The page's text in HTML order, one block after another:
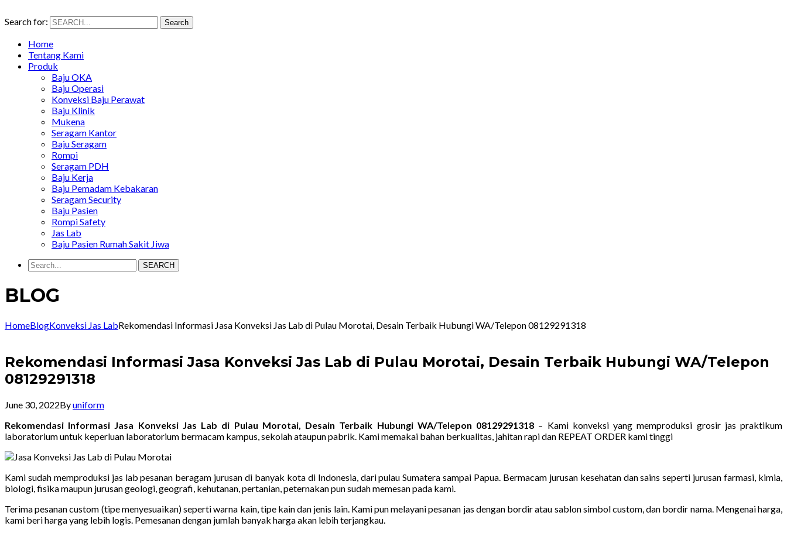
Search for: Search
Home
Tentang Kami
Produk
Baju OKA
Baju Operasi
Konveksi Baju Perawat
Baju Klinik
Mukena
Seragam Kantor
Baju Seragam
Rompi
Seragam PDH
Baju Kerja
Baju Pemadam Kebakaran
Seragam Security
Baju Pasien
Rompi Safety
Jas Lab
Baju Pasien Rumah Sakit Jiwa
SEARCH
BLOG
HomeBlogKonveksi Jas LabRekomendasi Informasi Jasa Konveksi Jas Lab di Pulau Morotai, Desain Terbaik Hubungi WA/Telepon 08129291318
Rekomendasi Informasi Jasa Konveksi Jas Lab di Pulau Morotai, Desain Terbaik Hubungi WA/Telepon
08129291318
June 30, 2022Byuniform
Rekomendasi Informasi Jasa Konveksi Jas Lab di Pulau Morotai, Desain Terbaik Hubungi WA/Telepon 08129291318 – Kami konveksi yang memproduksi grosir jas praktikum
laboratorium untuk keperluan laboratorium bermacam kampus, sekolah ataupun pabrik. Kami memakai bahan berkualitas, jahitan rapi dan REPEAT ORDER kami tinggi
Kami sudah memproduksi jas lab pesanan beragam jurusan di banyak kota di Indonesia, dari pulau Sumatera sampai Papua. Bermacam jurusan kesehatan dan sains seperti jurusan farmasi, kimia,
biologi, fisika maupun jurusan geologi, geografi, kehutanan, pertanian, peternakan pun sudah memesan pada kami.
Terima pesanan custom (tipe menyesuaikan) seperti warna kain, tipe kain dan jenis lain. Kami pun melayani pesanan jas dengan bordir atau sablon simbol custom, dan bordir nama. Mengenai harga,
kami beri harga yang lebih logis. Pemesanan dengan jumlah banyak harga akan lebih terjangkau.